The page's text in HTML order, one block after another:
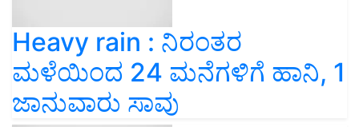
Heavy rain : ನಿರಂತರ
ಮಳೆಯಿಂದ 24 ಮನೆಗಳಿಗೆ ಹಾನಿ, 1
ಜಾನುವಾರು ಸಾವು